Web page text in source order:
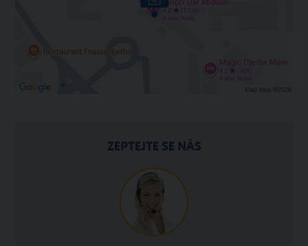
ZEPTEJTE SE NÁS